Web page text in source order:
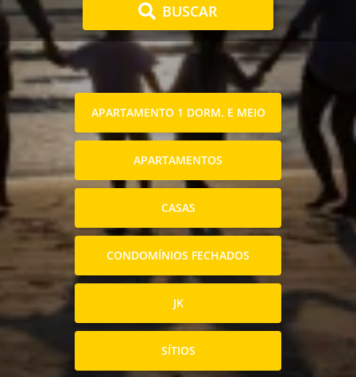
BUSCAR
APARTAMENTO 1 DORM. E MEIO
APARTAMENTOS
CASAS
CONDOMÍNIOS FECHADOS
JK
SÍTIOS